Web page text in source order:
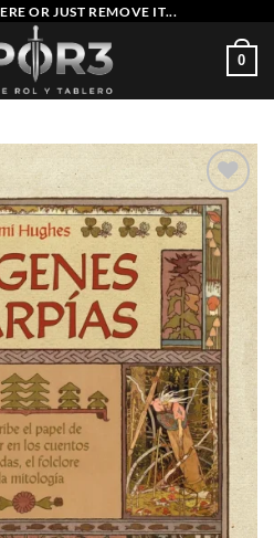
OR JUST REMOVE IT...
0
Añadir
a la
lista
de
deseos